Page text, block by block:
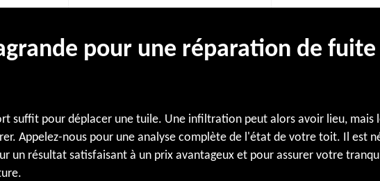
pour une réparation de
suffit pour déplacer une tuile. Une infiltration peut alors avoir lieu, mais
Appelez-nous pour une analyse complète de l'état de votre toit. Il est
un résultat satisfaisant à un prix avantageux et pour assurer votre